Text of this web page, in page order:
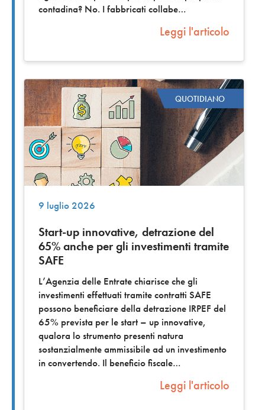
contadina? No. I fabbricati collabe
Leggi l'articolo
QUOTIDIANO
9 luglio 2026
Start-up innovative, detrazione del
65% anche per gli investimenti tramite
SAFE
L’Agenzia delle Entrate chiarisce che gli
investimenti effettuati tramite contratti SAFE
possono beneficiare della detrazione IRPEF del
65% prevista per le start – up innovative,
qualora lo strumento presenti natura
sostanzialmente ammissibile ad un investimento
in convertendo. Il beneficio fiscale
Leggi l'articolo